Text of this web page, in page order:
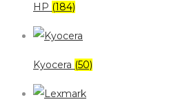
HP (184)
Kyocera (50)